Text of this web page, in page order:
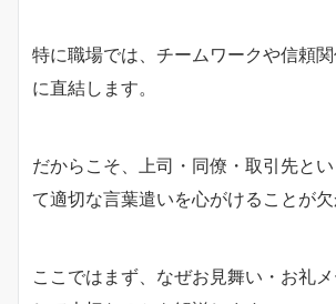
特に職場では、チームワークや信頼
に直結します。
だからこそ、上司・同僚・取引先と
て適切な言葉遣いを心がけることが欠
ここではまず、なぜお見舞い・お礼